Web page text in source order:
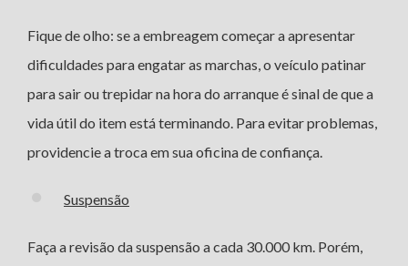
Fique de olho: se a embreagem começar a apresentar
dificuldades para engatar as marchas, o veículo patinar
para sair ou trepidar na hora do arranque é sinal de que a
vida útil do item está terminando. Para evitar problemas,
providencie a troca em sua oficina de confiança.
Suspensão
Faça a revisão da suspensão a cada 30.000 km. Porém,